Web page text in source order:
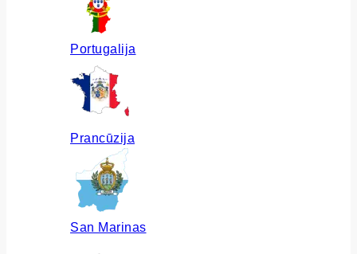
Portugalija
Prancūzija
San Marinas